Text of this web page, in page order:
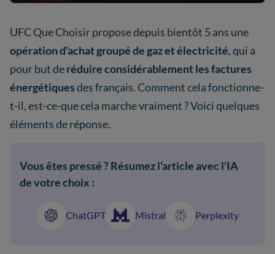
UFC Que Choisir propose depuis bientôt 5 ans une
opération d'achat groupé de gaz et électricité, qui a
pour but deréduire considérablement les factures
énergétiquesdes français. Comment cela fonctionne-
t-il, est-ce-que cela marche vraiment ? Voici quelques
éléments de réponse.
Vous êtes pressé ? Résumez l'article avec l'IA
de votre choix :
ChatGPT Mistral Perplexity